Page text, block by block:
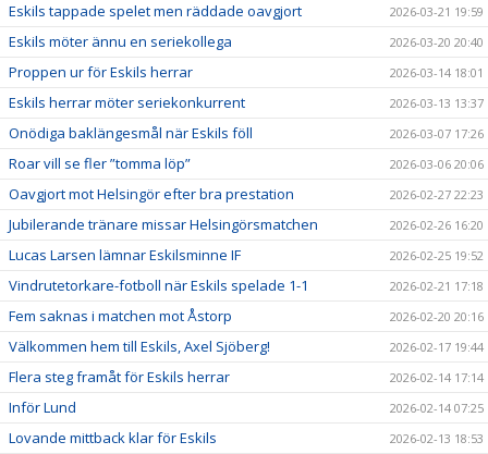
Eskils tappade spelet men räddade oavgjort 2026-03-21 19:59
Eskils möter ännu en seriekollega 2026-03-20 20:40
Proppen ur för Eskils herrar 2026-03-14 18:01
Eskils herrar möter seriekonkurrent 2026-03-13 13:37
Onödiga baklängesmål när Eskils föll 2026-03-07 17:26
Roar vill se fler ”tomma löp” 2026-03-06 20:06
Oavgjort mot Helsingör efter bra prestation 2026-02-27 22:23
Jubilerande tränare missar Helsingörsmatchen 2026-02-26 16:20
Lucas Larsen lämnar Eskilsminne IF 2026-02-25 19:52
Vindrutetorkare-fotboll när Eskils spelade 1-1 2026-02-21 17:18
Fem saknas i matchen mot Åstorp 2026-02-20 20:16
Välkommen hem till Eskils, Axel Sjöberg! 2026-02-17 19:44
Flera steg framåt för Eskils herrar 2026-02-14 17:14
Inför Lund 2026-02-14 07:25
Lovande mittback klar för Eskils 2026-02-13 18:53